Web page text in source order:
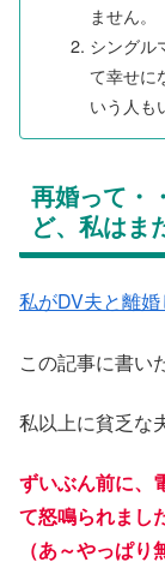
ません。
シングル
て幸せに
いう人も
再婚って・
ど、私はま
私がDV夫と離
この記事に書い
私以上に貧乏な
ずいぶん前に、
て怒鳴られまし
（あ～やっぱり